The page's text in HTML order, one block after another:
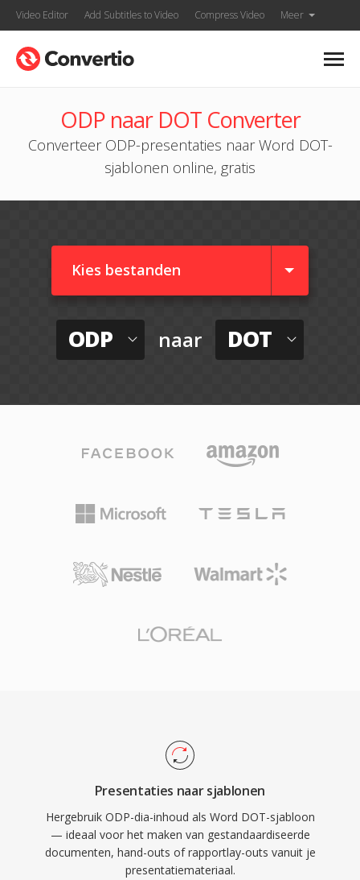
Video Editor Add Subtitles to Video Compress Video Meer
ODP naar DOT Converter
Converteer ODP-presentaties naar Word DOT-
sjablonen online, gratis
Kies bestanden
ODP naar DOT
Presentaties naar sjablonen
Hergebruik ODP-dia-inhoud als Word DOT-sjabloon
— ideaal voor het maken van gestandaardiseerde
documenten, hand-outs of rapportlay-outs vanuit je
presentatiemateriaal.